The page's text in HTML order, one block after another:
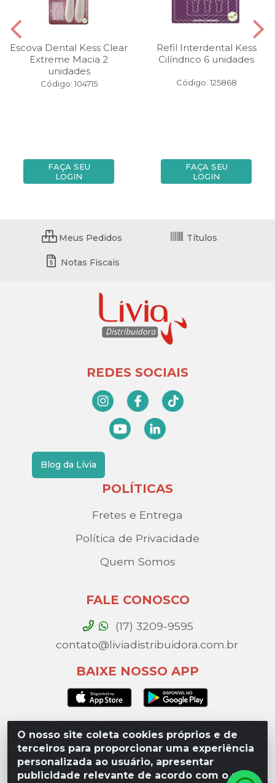
Escova Dental Kess Clear
Extreme Macia 2
unidades
Código: 104715
FAÇA SEU
LOGIN
Refil Interdental Kess
Cilíndrico 6 unidades
Código: 125868
FAÇA SEU
LOGIN
O nosso site coleta cookies próprios e de
terceiros para proporcionar uma experiência
personalizada ao usuário, apresentar
publicidade relevante de acordo com o seu
Meus Pedidos Títulos
Notas Fiscais
REDES SOCIAIS
Blog da Lívia
POLÍTICAS
Fretes e Entrega
Política de Privacidade
Quem Somos
FALE CONOSCO
(17) 3209-9595
contato@liviadistribuidora.com.br
BAIXE NOSSO APP
Lívia Distribuidora - Av. Percy Gandini, 329 – Vila
Toninho, São José do Rio Preto / SP - CEP 15077-
000 - CNPJ 49.975.923/0003-10